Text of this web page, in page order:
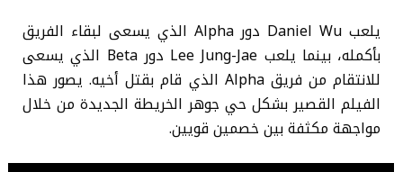
يلعب Daniel Wu دور Alpha الذي يسعى لبقاء الفريق
بأكمله، بينما يلعب Lee Jung-Jae دور Beta الذي يسعى
للانتقام من فريق Alpha الذي قام بقتل أخيه. يصور هذا
الفيلم القصير بشكل حي جوهر الخريطة الجديدة من خلال
مواجهة مكثفة بين خصمين قويين.